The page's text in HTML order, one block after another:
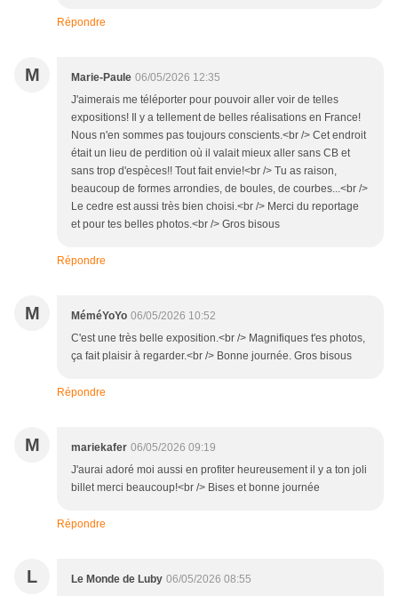
Répondre
M Marie-Paule 06/05/2026 12:35
J'aimerais me téléporter pour pouvoir aller voir de telles
expositions! Il y a tellement de belles réalisations en France!
Nous n'en sommes pas toujours conscients.<br /> Cet endroit
était un lieu de perdition où il valait mieux aller sans CB et
sans trop d'espèces!! Tout fait envie!<br /> Tu as raison,
beaucoup de formes arrondies, de boules, de courbes...<br />
Le cedre est aussi très bien choisi.<br /> Merci du reportage
et pour tes belles photos.<br /> Gros bisous
Répondre
M MéméYoYo 06/05/2026 10:52
C'est une très belle exposition.<br /> Magnifiques t'es photos,
ça fait plaisir à regarder.<br /> Bonne journée. Gros bisous
Répondre
M mariekafer 06/05/2026 09:19
J'aurai adoré moi aussi en profiter heureusement il y a ton joli
billet merci beaucoup!<br /> Bises et bonne journée
Répondre
L Le Monde de Luby 06/05/2026 08:55